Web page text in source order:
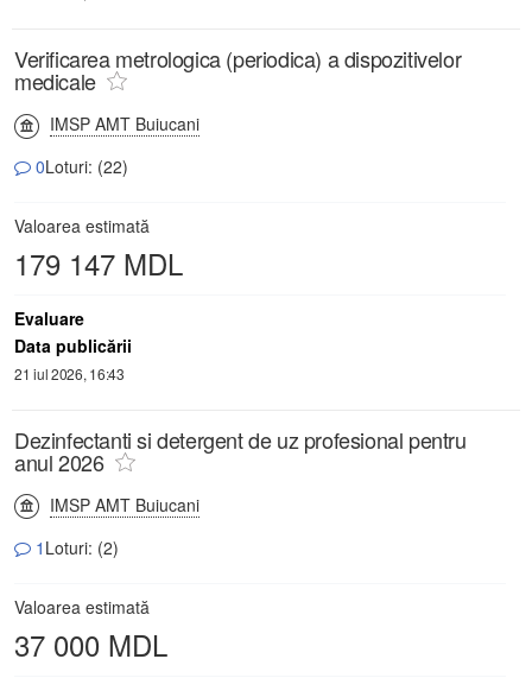
Verificarea metrologica (periodica) a dispozitivelor
medicale
IMSP AMT Buiucani
0Loturi: (22)
Valoarea estimată
179 147 MDL
Evaluare
Data publicării
21 iul 2026, 16:43
Dezinfectanti si detergent de uz profesional pentru
anul 2026
IMSP AMT Buiucani
1 Loturi: (2)
Valoarea estimată
37 000 MDL